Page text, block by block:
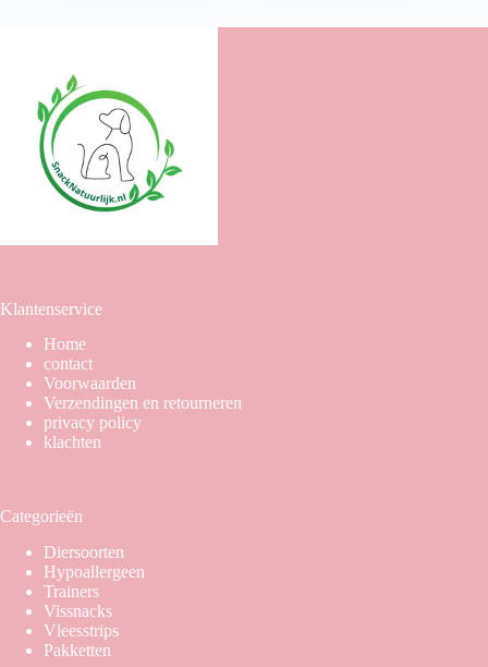
Klantenservice
Home
contact
Voorwaarden
Verzendingen en retourneren
privacy policy
klachten
Categorieën
Diersoorten
Hypoallergeen
Trainers
Vissnacks
Vleesstrips
Pakketten